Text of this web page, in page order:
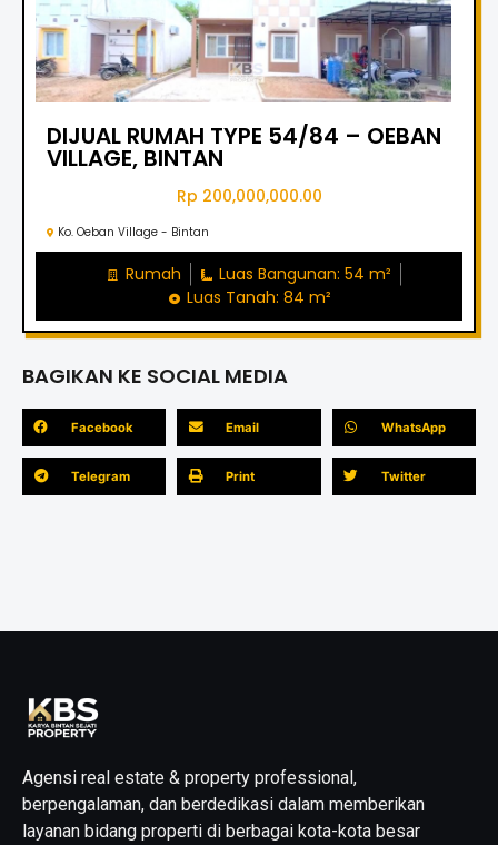
DIJUAL RUMAH TYPE 54/84 – OEBAN
VILLAGE, BINTAN
Rp 200,000,000.00
Ko. Oeban Village - Bintan
Rumah
Luas Bangunan: 54 m²
Luas Tanah: 84 m²
BAGIKAN KE SOCIAL MEDIA
Facebook Email WhatsApp
Telegram Print Twitter
Agensi real estate & property professional,
berpengalaman, dan berdedikasi dalam memberikan
layanan bidang properti di berbagai kota-kota besar